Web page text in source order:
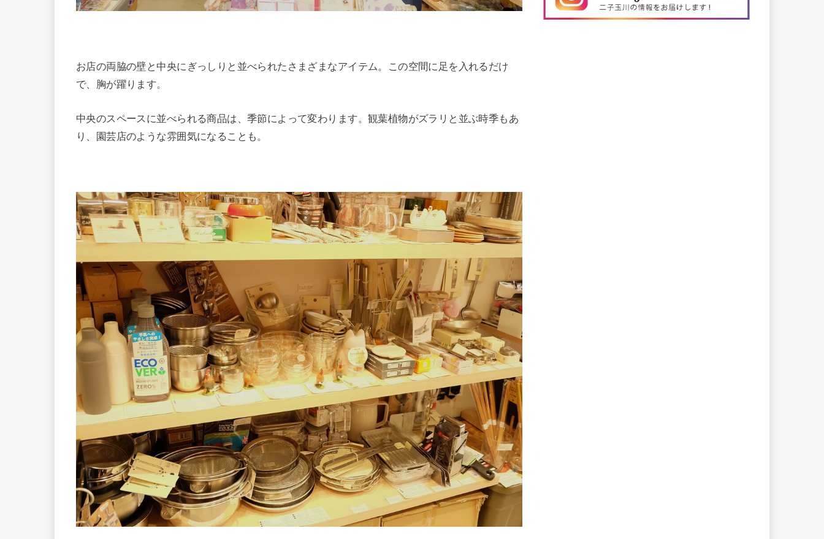
お店の両脇の壁と中央にぎっしりと並べられたさまざまなアイテム。この空間に足を入れるだけ
で、胸が躍ります。
中央のスペースに並べられる商品は、季節によって変わります。観葉植物がズラリと並ぶ時季もあ
り、園芸店のような雰囲気になることも。